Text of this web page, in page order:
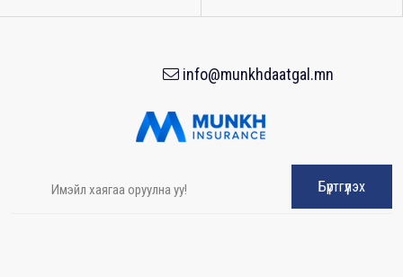
info@munkhdaatgal.mn
Бүртгүүлэх